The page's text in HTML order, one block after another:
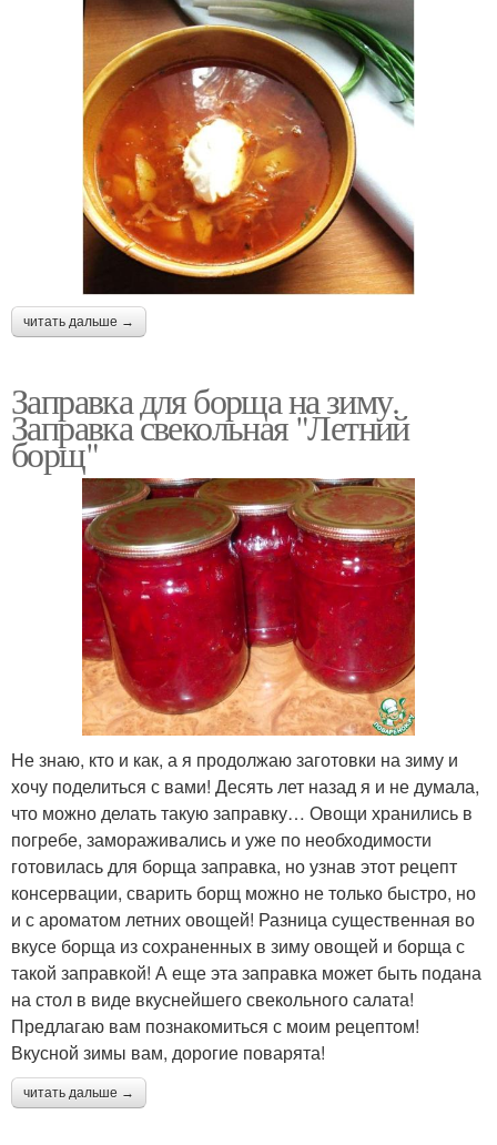
читать дальше →
Заправка для борща на зиму.
Заправка свекольная "Летний
борщ"
Не знаю, кто и как, а я продолжаю заготовки на зиму и
хочу поделиться с вами! Десять лет назад я и не думала,
что можно делать такую заправку… Овощи хранились в
погребе, замораживались и уже по необходимости
готовилась для борща заправка, но узнав этот рецепт
консервации, сварить борщ можно не только быстро, но
и с ароматом летних овощей! Разница существенная во
вкусе борща из сохраненных в зиму овощей и борща с
такой заправкой! А еще эта заправка может быть подана
на стол в виде вкуснейшего свекольного салата!
Предлагаю вам познакомиться с моим рецептом!
Вкусной зимы вам, дорогие поварята!
читать дальше →